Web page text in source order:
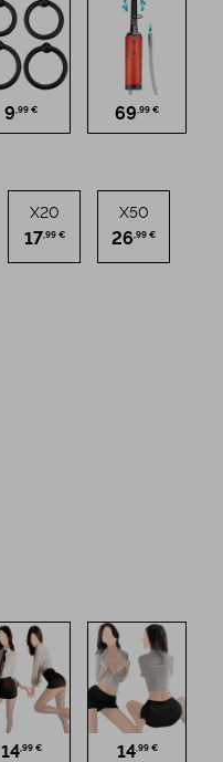
9,99 € 69,99 €
X20
17,99 €
X50
26 ,99 €
14,99 € 14,99 €